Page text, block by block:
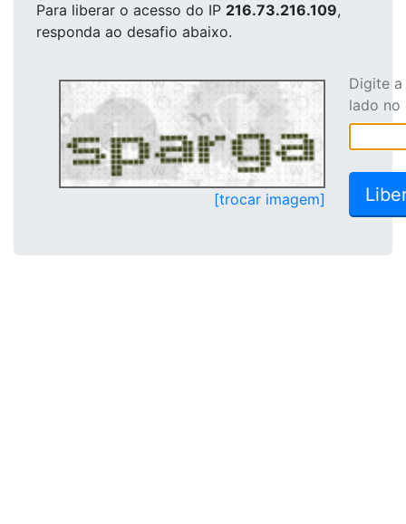
Para liberar o acesso do IP 216.73.216.109,
responda ao desafio abaixo.
[trocar imagem]
Digite
lado no